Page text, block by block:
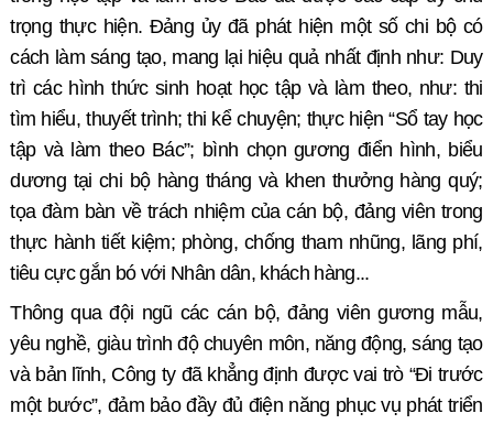
trọng thực hiện. Đảng ủy đã phát hiện một số chi bộ có
cách làm sáng tạo, mang lại hiệu quả nhất định như: Duy
trì các hình thức sinh hoạt học tập và làm theo, như: thi
tìm hiểu, thuyết trình; thi kể chuyện; thực hiện “Sổ tay học
tập và làm theo Bác”; bình chọn gương điển hình, biểu
dương tại chi bộ hàng tháng và khen thưởng hàng quý;
tọa đàm bàn về trách nhiệm của cán bộ, đảng viên trong
thực hành tiết kiệm; phòng, chống tham nhũng, lãng phí,
tiêu cực gắn bó với Nhân dân, khách hàng...
Thông qua đội ngũ các cán bộ, đảng viên gương mẫu,
yêu nghề, giàu trình độ chuyên môn, năng động, sáng tạo
và bản lĩnh, Công ty đã khẳng định được vai trò “Đi trước
một bước”, đảm bảo đầy đủ điện năng phục vụ phát triển